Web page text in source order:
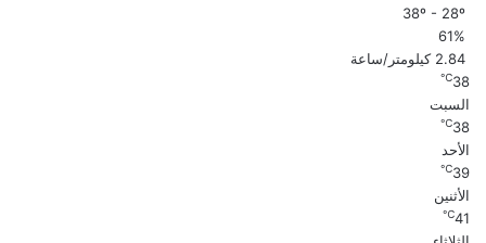
61%
2.84 كيلومتر/ساعة
38
℃
السبت
38
℃
الأحد
39
℃
الأثنين
41
℃